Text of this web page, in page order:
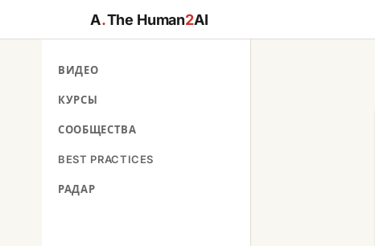
A.The Human2AI
ВИДЕО
КУРСЫ
СООБЩЕСТВА
BEST PRACTICES
РАДАР